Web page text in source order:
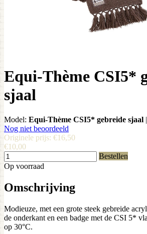
Equi-Thème CSI5*
sjaal
Model: Equi-Thème CSI5* gebreide sjaal |
Nog niet beoordeeld
Originele prijs: €16,50
€10,00
Bestellen
Op voorraad
Omschrijving
Modieuze, met een grote steek gebreide
de onderkant en een badge met de CSI 5*
op 30°C.